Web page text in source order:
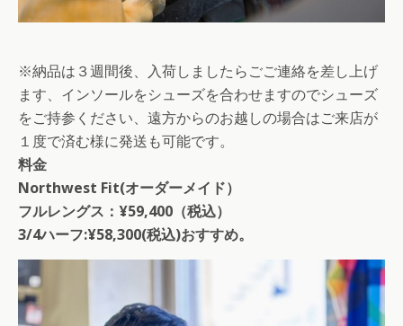
※納品は３週間後、入荷しましたらごご連絡を差し上げ
ます、インソールをシューズを合わせますのでシューズ
をご持参ください、遠方からのお越しの場合はご来店が
１度で済む様に発送も可能です。
料金
Northwest Fit(オーダーメイド）
フルレングス：¥59,400（税込）
3/4ハーフ:¥58,300(税込)おすすめ。